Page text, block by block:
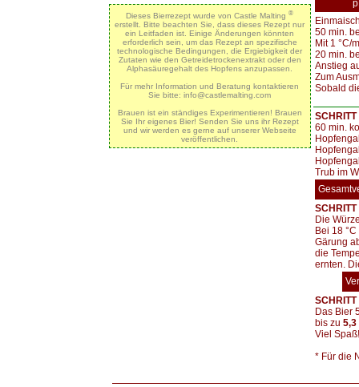
Dieses Bierrezept wurde von Castle Malting ®
erstellt. Bitte beachten Sie, dass dieses Rezept nur
ein Leitfaden ist. Einige Änderungen könnten
erforderlich sein, um das Rezept an spezifische
technologische Bedingungen, die Ergiebigkeit der
Zutaten wie den Getreidetrockenextrakt oder den
Alphasäuregehalt des Hopfens anzupassen.
Für mehr Information und Beratung kontaktieren
Sie bitte: info@castlemalting.com
Brauen ist ein ständiges Experimentieren! Brauen
Sie Ihr eigenes Bier! Senden Sie uns ihr Rezept
und wir werden es gerne auf unserer Webseite
veröffentlichen.
50 min.
Mit 1 °C/
20 min.
Anstieg
Zum
Sobald
60 min.
Trub im
Die
Bei 18
Gärung
die
ernten.
Das Bier
bis zu 5,3
Viel Spaß!
* Für die